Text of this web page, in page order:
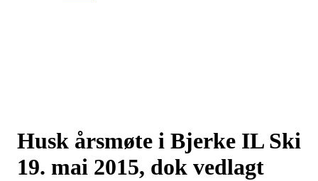
Husk årsmøte i Bjerke IL Ski
19. mai 2015, dok vedlagt